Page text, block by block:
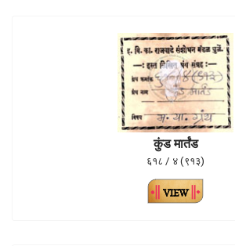
कुंड मार्तंड
६१८ / ४ (९१३)